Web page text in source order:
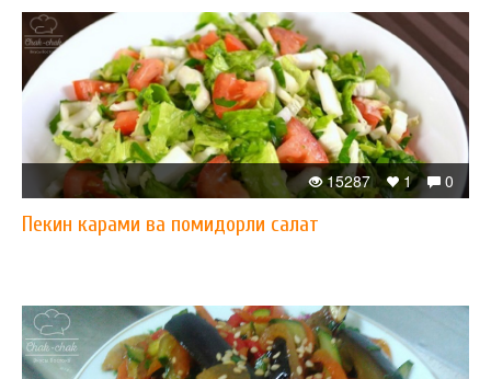
0
1
15287
Пекин карами ва помидорли салат